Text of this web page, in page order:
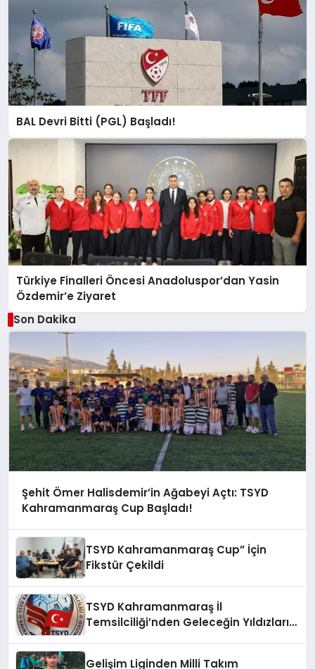
BAL Devri Bitti (PGL) Başladı!
Türkiye Finalleri Öncesi Anadoluspor’dan Yasin
Özdemir’e Ziyaret
Son Dakika
Şehit Ömer Halisdemir’in Ağabeyi Açtı: TSYD
Kahramanmaraş Cup Başladı!
TSYD Kahramanmaraş Cup” İçin
Fikstür Çekildi
TSYD Kahramanmaraş İl
Temsilciliği’nden Geleceğin Yıldızları
Gelişim Liginden Milli Takım